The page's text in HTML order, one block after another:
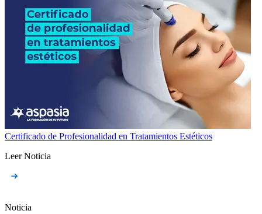
Certificado de Profesionalidad en Tratamientos Estéticos
Leer Noticia
Noticia